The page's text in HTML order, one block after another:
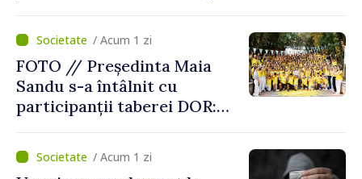
/ Acum 1 zi
FOTO // Președinta Maia
Sandu s-a întâlnit cu
participanții taberei DOR:
noastră rămâne puternică”
/ Acum 1 zi